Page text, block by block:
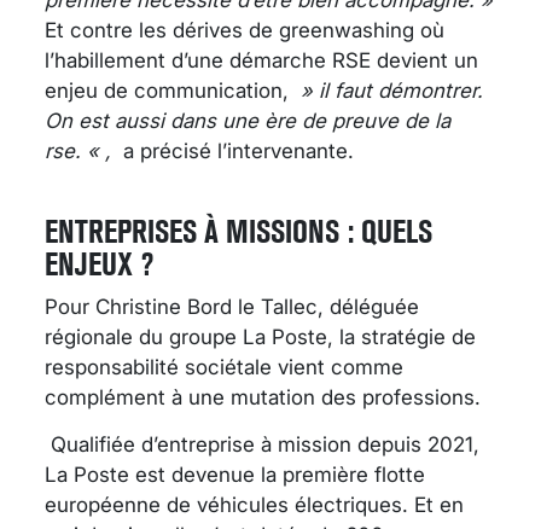
Et contre les dérives de greenwashing où
l’habillement d’une démarche RSE devient un
enjeu de communication,
» il faut démontrer.
On est aussi dans une ère de preuve de la
rse. « , a précisé l’intervenante.
ENTREPRISES À MISSIONS : QUELS
ENJEUX ?
Pour Christine Bord le Tallec, déléguée
régionale du groupe La Poste, la stratégie de
responsabilité sociétale vient comme
complément à une mutation des professions.
Qualifiée d’entreprise à mission depuis 2021,
La Poste est devenue la première flotte
européenne de véhicules électriques. Et en